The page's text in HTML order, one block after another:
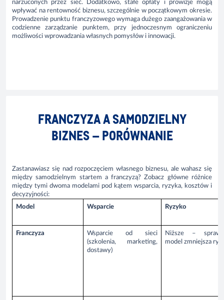
narzuconych przez sieć. Dodatkowo, stałe opłaty i prowizje mogą
wpływać na rentowność biznesu, szczególnie w początkowym okresie.
Prowadzenie punktu franczyzowego wymaga dużego zaangażowania w
codzienne zarządzanie punktem, przy jednoczesnym ograniczeniu
możliwości wprowadzania własnych pomysłów i innowacji.
FRANCZYZA A SAMODZIELNY
BIZNES – PORÓWNANIE
Zastanawiasz się nad rozpoczęciem własnego biznesu, ale wahasz się
między samodzielnym startem a franczyzą? Zobacz główne różnice
między tymi dwoma modelami pod kątem wsparcia, ryzyka, kosztów i
decyzyjności:
Model
Wsparcie Ryzyko
Franczyza
Wsparcie od sieci
(szkolenia, marketing,
dostawy)
Niższe –
model zmniejsza